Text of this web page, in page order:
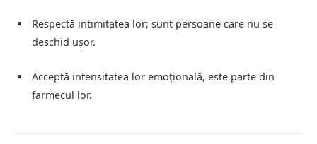
Respectă intimitatea lor; sunt persoane care nu se
deschid ușor.
Acceptă intensitatea lor emoțională, este parte din
farmecul lor.